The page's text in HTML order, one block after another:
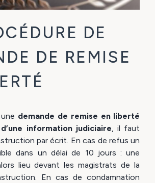
DE
DE REMISE
demande de remise en liberté
information judiciaire, il faut
par écrit. En cas de refus un
dans un délai de 10 jours : une
lieu devant les magistrats de la
En cas de condamnation